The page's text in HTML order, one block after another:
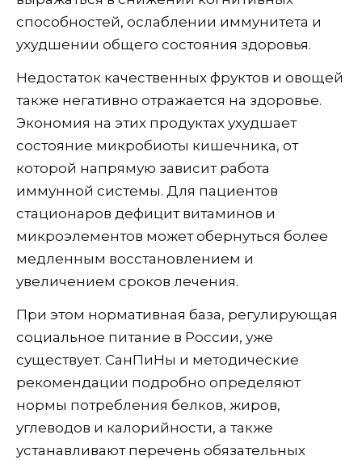
способностей, ослаблении иммунитета и
ухудшении общего состояния здоровья.
Недостаток качественных фруктов и овощей
также негативно отражается на здоровье.
Экономия на этих продуктах ухудшает
состояние микробиоты кишечника, от
которой напрямую зависит работа
иммунной системы. Для пациентов
стационаров дефицит витаминов и
микроэлементов может обернуться более
медленным восстановлением и
увеличением сроков лечения.
При этом нормативная база, регулирующая
социальное питание в России, уже
существует. СанПиНы и методические
рекомендации подробно определяют
нормы потребления белков, жиров,
углеводов и калорийности, а также
устанавливают перечень обязательных